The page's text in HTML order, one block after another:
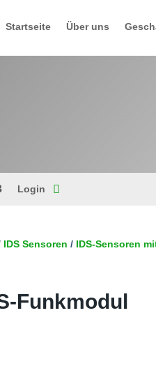
Startseite Über uns
Login
IDS Sensoren / IDS-Sensoren
Funkmodul